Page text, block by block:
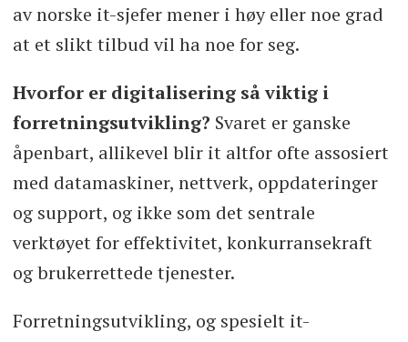
av norske it-sjefer mener i høy eller noe grad
at et slikt tilbud vil ha noe for seg.
Hvorfor er digitalisering så viktig i
forretningsutvikling? Svaret er ganske
åpenbart, allikevel blir it altfor ofte assosiert
med datamaskiner, nettverk, oppdateringer
og support, og ikke som det sentrale
verktøyet for effektivitet, konkurransekraft
og brukerrettede tjenester.
Forretningsutvikling, og spesielt it-